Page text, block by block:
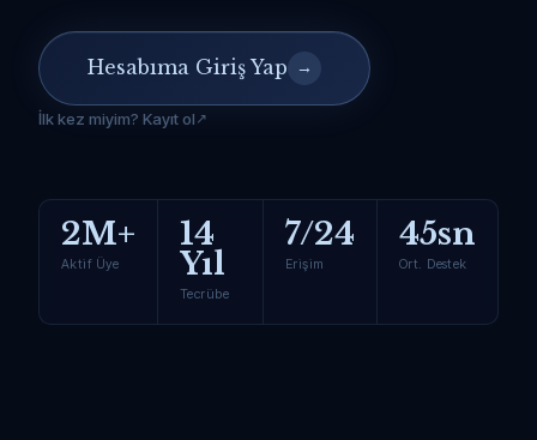
Hesabıma Giriş Yap →
İlk kez miyim? Kayıt ol
2M+
Aktif Üye
14
Yıl
Tecrübe
7/24
Erişim
45sn
Ort. Destek